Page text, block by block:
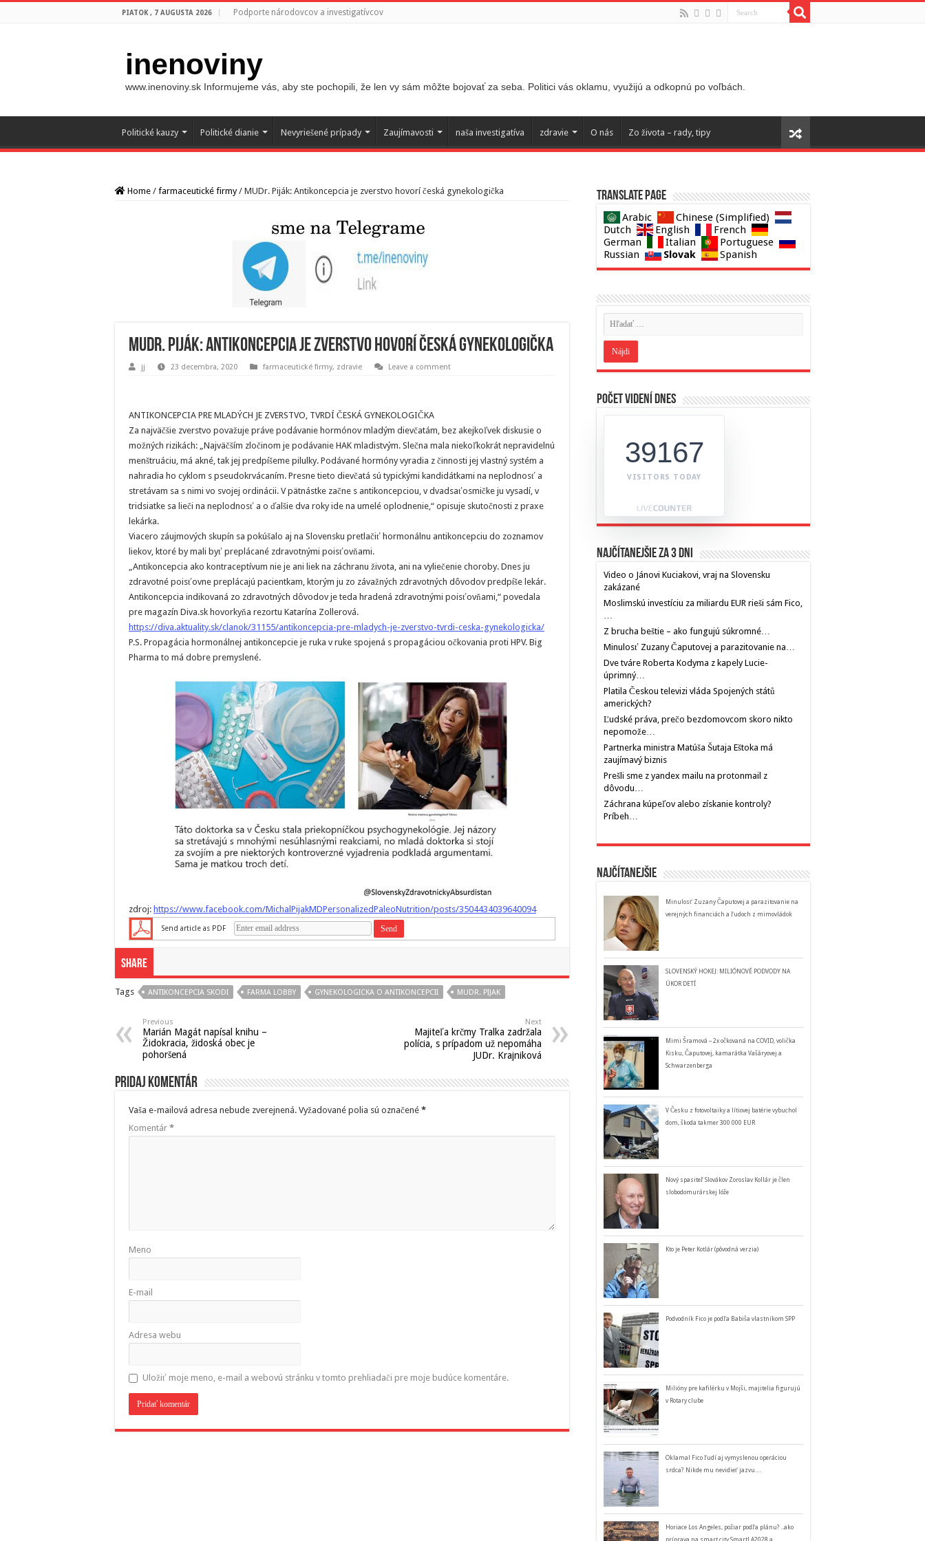
PIATOK , 7 AUGUSTA 2026 Podporte národovcov a investigatívcov
inenoviny
www.inenoviny.sk Informujeme vás, aby ste pochopili, že len vy sám môžte bojovať za seba. Politici vás oklamu, využijú a odkopnú po voľbách.
Politické kauzy Politické dianie Nevyriešené prípady Zaujímavosti naša investigatíva zdravie O nás Zo života – rady, tipy
Home / farmaceutické firmy / MUDr. Piják: Antikoncepcia je zverstvo hovorí česká gynekologička
MUDr. Piják: Antikoncepcia je zverstvo hovorí česká gynekologička
jj 23 decembra, 2020 farmaceutické firmy, zdravie Leave a comment
ANTIKONCEPCIA PRE MLADÝCH JE ZVERSTVO, TVRDÍ ČESKÁ GYNEKOLOGIČKA
Za najväčšie zverstvo považuje práve podávanie hormónov mladým dievčatám, bez akejkoľvek diskusie o
možných rizikách: „Najväčším zločinom je podávanie HAK mladistvým. Slečna mala niekoľkokrát nepravidelnú
menštruáciu, má akné, tak jej predpíšeme pilulky. Podávané hormóny vyradia z činnosti jej vlastný systém a
nahradia ho cyklom s pseudokrvácaním. Presne tieto dievčatá sú typickými kandidátkami na neplodnosť a
stretávam sa s nimi vo svojej ordinácii. V pätnástke začne s antikoncepciou, v dvadsaťosmičke ju vysadí, v
tridsiatke sa lieči na neplodnosť a o ďalšie dva roky ide na umelé oplodnenie,“ opisuje skutočnosti z praxe
lekárka.
Viacero záujmových skupín sa pokúšalo aj na Slovensku pretlačiť hormonálnu antikoncepciu do zoznamov
liekov, ktoré by mali byť preplácané zdravotnými poisťovňami.
„Antikoncepcia ako kontraceptívum nie je ani liek na záchranu života, ani na vyliečenie choroby. Dnes ju
zdravotné poisťovne preplácajú pacientkam, ktorým ju zo závažných zdravotných dôvodov predpíše lekár.
Antikoncepcia indikovaná zo zdravotných dôvodov je teda hradená zdravotnými poisťovňami,“ povedala
pre magazín Diva.sk hovorkyňa rezortu Katarína Zollerová.
https://diva.aktuality.sk/clanok/31155/antikoncepcia-pre-mladych-je-zverstvo-tvrdi-ceska-gynekologicka/
P.S. Propagácia hormonálnej antikoncepcie je ruka v ruke spojená s propagáciou očkovania proti HPV. Big
Pharma to má dobre premyslené.
zdroj: https://www.facebook.com/MichalPijakMDPersonalizedPaleoNutrition/posts/3504434039640094
Send article as PDF
Share
Tags ANTIKONCEPCIA SKODI FARMA LOBBY GYNEKOLOGICKA O ANTIKONCEPCII MUDR. PIJAK
Previous
Marián Magát napísal knihu –
Židokracia, židoská obec je
pohoršená
Next
Majiteľa krčmy Tralka zadržala
polícia, s prípadom už nepomáha
JUDr. Krajniková
Pridaj komentár
Vaša e-mailová adresa nebude zverejnená. Vyžadované polia sú označené *
Komentár *
Meno
E-mail
Adresa webu
Uložiť moje meno, e-mail a webovú stránku v tomto prehliadači pre moje budúce komentáre.
Translate page
Arabic
Chinese (Simplified)
Dutch
English
French
German
Italian
Portuguese
Russian
Slovak Spanish
Počet videní dnes
39167
VISITORS TODAY
Najčítanejšie za 3 dni
Video o Jánovi Kuciakovi, vraj na Slovensku
zakázané
Moslimskú investíciu za miliardu EUR rieši sám Fico,
…
Z brucha beštie – ako fungujú súkromné…
Minulosť Zuzany Čaputovej a parazitovanie na…
Dve tváre Roberta Kodyma z kapely Lucie-
úprimný…
Platila Českou televizi vláda Spojených států
amerických?
Ľudské práva, prečo bezdomovcom skoro nikto
nepomože…
Partnerka ministra Matúša Šutaja Eštoka má
zaujímavý biznis
Prešli sme z yandex mailu na protonmail z
dôvodu…
Záchrana kúpeľov alebo získanie kontroly?
Príbeh…
Najčítanejšie
Minulosť Zuzany Čaputovej a parazitovanie na
verejných financiách a ľudoch z mimovládok
SLOVENSKÝ HOKEJ: MILIÓNOVÉ PODVODY NA
ÚKOR DETÍ
Mimi Šramová – 2x očkovaná na COVID, volička
Kisku, Čaputovej, kamarátka Vašáryovej a
Schwarzenberga
V Česku z fotovoltaiky a lítiovej batérie vybuchol
dom, škoda takmer 300 000 EUR
Nový spasiteľ Slovákov Zoroslav Kollár je člen
slobodomurárskej lóže
Kto je Peter Kotlár (pôvodná verzia)
Podvodník Fico je podľa Babiša vlastníkom SPP
Milióny pre kafilérku v Mojši, majitelia figurujú
v Rotary clube
Oklamal Fico ľudí aj vymyslenou operáciou
srdca? Nikde mu nevidieť jazvu…
Horiace Los Angeles, požiar podľa plánu? ..ako